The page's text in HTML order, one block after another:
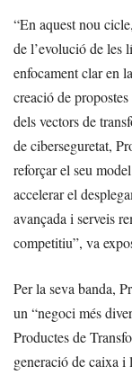
“En aquest nou
de l’evolució de les
enfocament clar en
creació de
dels vectors de
de ciberseguretat,
reforçar el seu
accelerar el
avançada i serveis
competitiu”, va
Per la seva banda,
un “negoci més
Productes de
generació de caixa i